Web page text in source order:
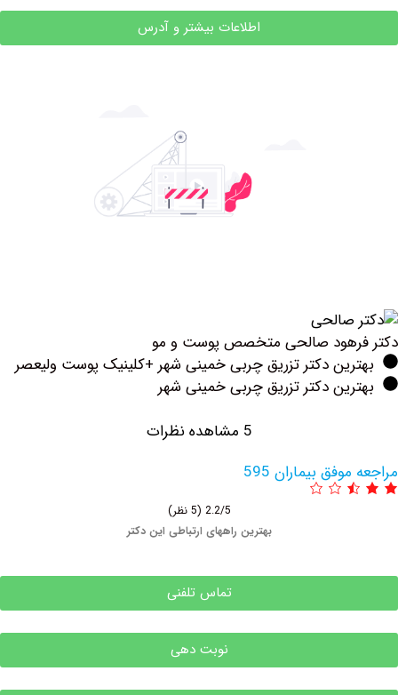
اطلاعات بیشتر و آدرس
صالحی متخصص پوست و مو
دکتر تزریق چربی خمینی شهر +کلینیک پوست ولیعصر
دکتر تزریق چربی خمینی شهر
بیماران 595
بهترین راههای ارتباطی این دکتر
تماس تلفنی
نوبت دهی